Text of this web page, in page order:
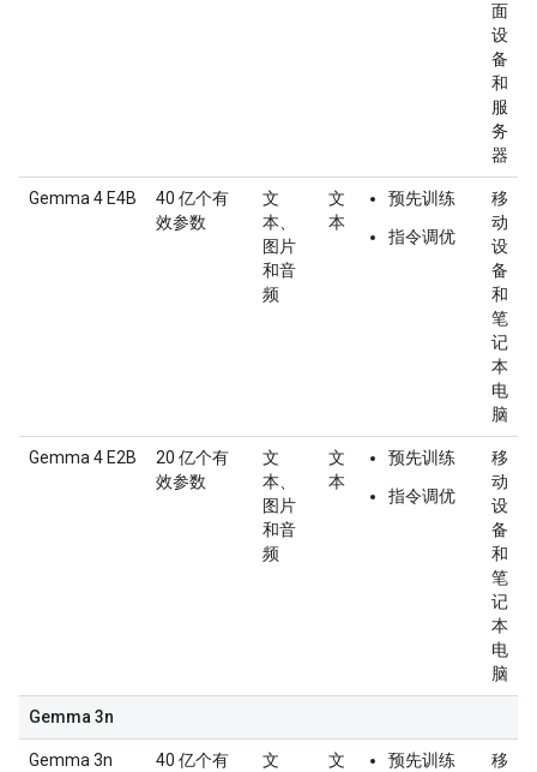
面
设
备
和
服
务
器
Gemma 4 E4B
40 亿个有
效参数
文
本、
图片
和音
频
文
本
预先训练
指令调优
移
动
设
备
和
笔
记
本
电
脑
Gemma 4 E2B
20 亿个有
效参数
文
本、
图片
和音
频
文
本
预先训练
指令调优
移
动
设
备
和
笔
记
本
电
脑
Gemma 3n
Gemma 3n
40 亿个有
文
文
预先训练
移